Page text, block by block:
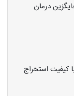
درمان
کیفیت استخراج